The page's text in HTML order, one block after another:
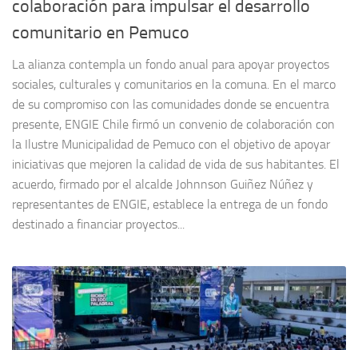
colaboración para impulsar el desarrollo
comunitario en Pemuco
La alianza contempla un fondo anual para apoyar proyectos
sociales, culturales y comunitarios en la comuna. En el marco
de su compromiso con las comunidades donde se encuentra
presente, ENGIE Chile firmó un convenio de colaboración con
la Ilustre Municipalidad de Pemuco con el objetivo de apoyar
iniciativas que mejoren la calidad de vida de sus habitantes. El
acuerdo, firmado por el alcalde Johnnson Guiñez Núñez y
representantes de ENGIE, establece la entrega de un fondo
destinado a financiar proyectos...